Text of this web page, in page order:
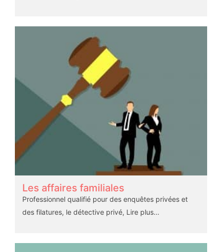
Les affaires familiales
Professionnel qualifié pour des enquêtes privées et
des filatures, le détective privé, Lire plus…